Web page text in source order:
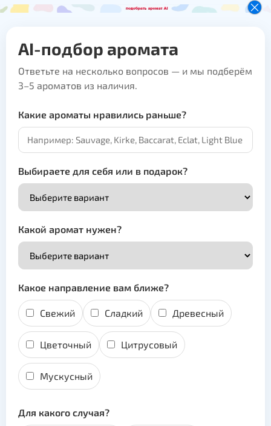
AI-подбор аромата
Ответьте на несколько вопросов — и мы подберём
3–5 ароматов из наличия.
Какие ароматы нравились раньше?
Выбираете для себя или в подарок?
Какой аромат нужен?
Какое направление вам ближе?
Свежий Сладкий Древесный
Цветочный Цитрусовый
Мускусный
Для какого случая?